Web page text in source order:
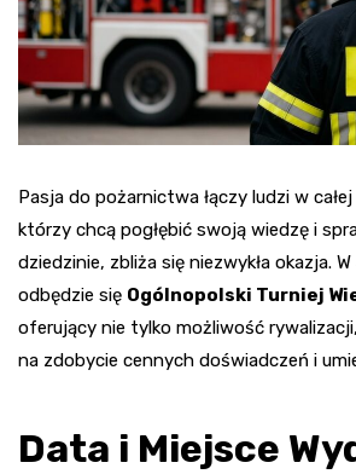
Pasja do pożarnictwa łączy ludzi w
którzy chcą pogłębić swoją wiedzę i
dziedzinie, zbliża się niezwykła okazja.
odbędzie się Ogólnopolski Turniej
oferujący nie tylko możliwość
na zdobycie cennych doświadczeń i
Data i Miejsce